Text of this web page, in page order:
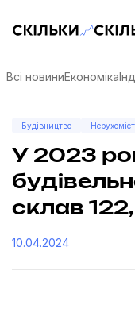
Скільки-
Всі новиниЕкономіка
Будівництво
У 2023
склав
10.04.2024